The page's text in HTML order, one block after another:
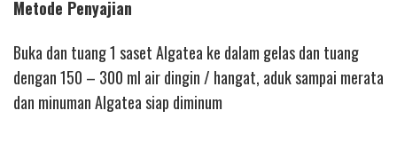
Metode Penyajian
Buka dan tuang 1 saset Algatea ke dalam gelas dan tuang
dengan 150 – 300 ml air dingin / hangat, aduk sampai merata
dan minuman Algatea siap diminum